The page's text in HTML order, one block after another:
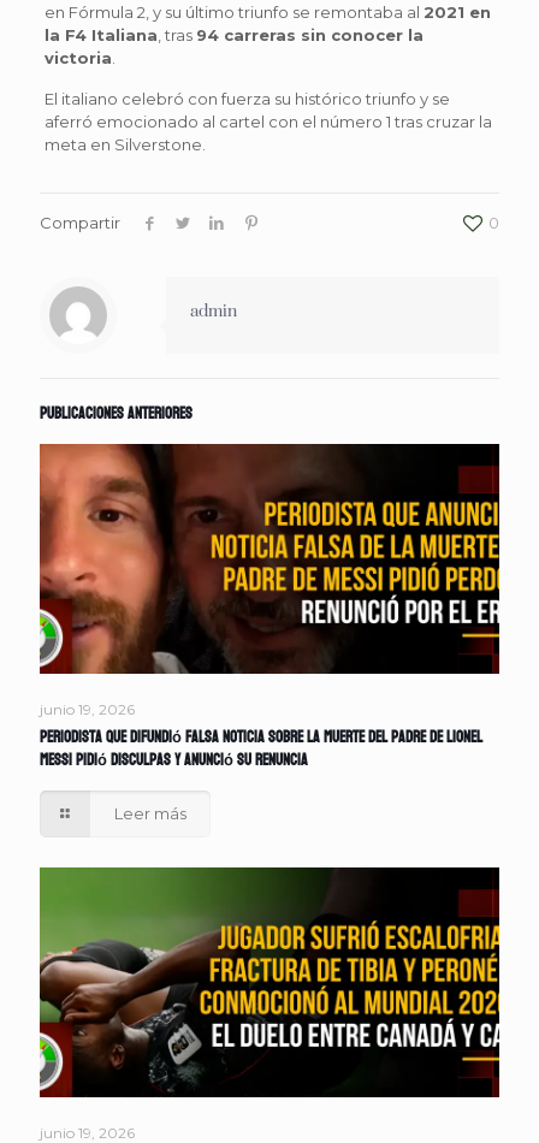
en Fórmula 2, y su último triunfo se remontaba al 2021 en
la F4 Italiana , tras 94 carreras sin conocer la
victoria
El italiano celebró con fuerza su histórico triunfo y se
aferró emocionado al cartel con el número 1 tras cruzar la
meta en Silverstone.
Compartir 0
admin
Publicaciones anteriores
junio 19, 2026
Periodista que difundió falsa noticia sobre la muerte del padre de Lionel
Messi pidió disculpas y anunció su renuncia
Leer más
junio 19, 2026